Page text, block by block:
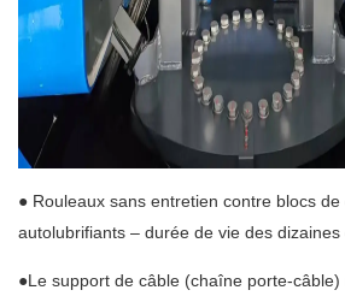
● Rouleaux sans entretien contre blocs de
autolubrifiants – durée de vie des
●Le support de câble (chaîne porte-